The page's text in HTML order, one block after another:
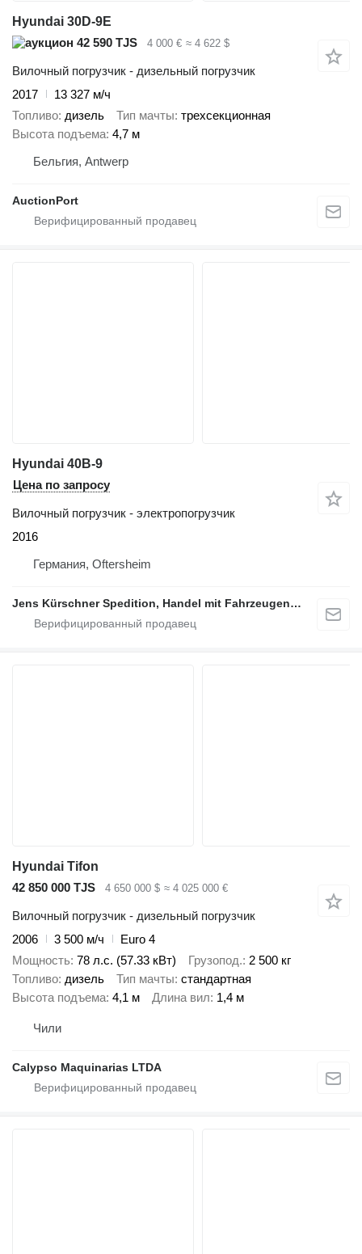
Hyundai 30D-9E
42 590 TJS
4 000 € ≈ 4 622 $
Вилочный погрузчик - дизельный погрузчик
2017
13 327 м/ч
Топливо дизель Тип мачты трехсекционная
Высота подъема 4,7 м
Бельгия, Antwerp
AuctionPort
Hyundai 40B-9
Цена по запросу
Вилочный погрузчик - электропогрузчик
2016
Германия, Oftersheim
Jens Kürschner Spedition, Handel mit Fahrzeugen und Industriegütern
Hyundai Tifon
42 850 000 TJS
4 650 000 $ ≈ 4 025 000 €
Вилочный погрузчик - дизельный погрузчик
2006
3 500 м/ч
Euro 4
Мощность 78 л.с. (57.33 кВт) Грузопод. 2 500 кг
Топливо дизель Тип мачты стандартная
Высота подъема 4,1 м Длина вил 1,4 м
Чили
Calypso Maquinarias LTDA